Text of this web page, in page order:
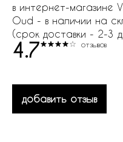
в интернет-магазине
Oud - в наличии на
(срок доставки - 2-3
4.7 отзывов
добавить отзыв